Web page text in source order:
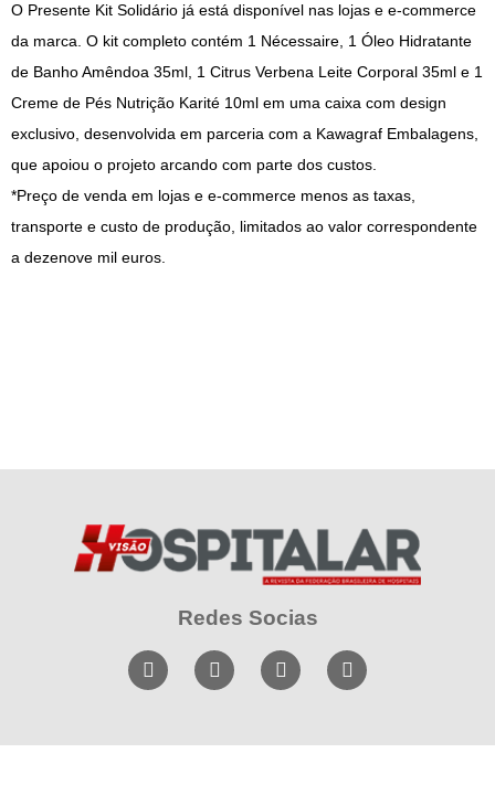
O Presente Kit Solidário já está disponível nas lojas e e-commerce
da marca. O kit completo contém 1 Nécessaire, 1 Óleo Hidratante
de Banho Amêndoa 35ml, 1 Citrus Verbena Leite Corporal 35ml e 1
Creme de Pés Nutrição Karité 10ml em uma caixa com design
exclusivo, desenvolvida em parceria com a Kawagraf Embalagens,
que apoiou o projeto arcando com parte dos custos.
*Preço de venda em lojas e e-commerce menos as taxas,
transporte e custo de produção, limitados ao valor correspondente
a dezenove mil euros.
Redes Socias